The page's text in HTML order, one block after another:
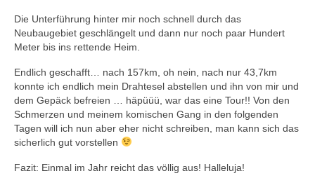
Die Unterführung hinter mir noch schnell durch das
Neubaugebiet geschlängelt und dann nur noch paar Hundert
Meter bis ins rettende Heim.
Endlich geschafft… nach 157km, oh nein, nach nur 43,7km
konnte ich endlich mein Drahtesel abstellen und ihn von mir und
dem Gepäck befreien … häpüüü, war das eine Tour!! Von den
Schmerzen und meinem komischen Gang in den folgenden
Tagen will ich nun aber eher nicht schreiben, man kann sich das
sicherlich gut vorstellen
Fazit: Einmal im Jahr reicht das völlig aus! Halleluja!